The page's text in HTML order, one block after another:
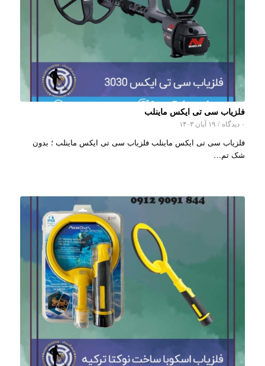
فلزیاب سی تی ایکس ماینلب
۰ دیدگاه / ۱۹ آبان ۱۴۰۳
فلزیاب سی تی ایکس ماینلب فلزیاب سی تی ایکس ماینلب ؛ بدون
شک تم…